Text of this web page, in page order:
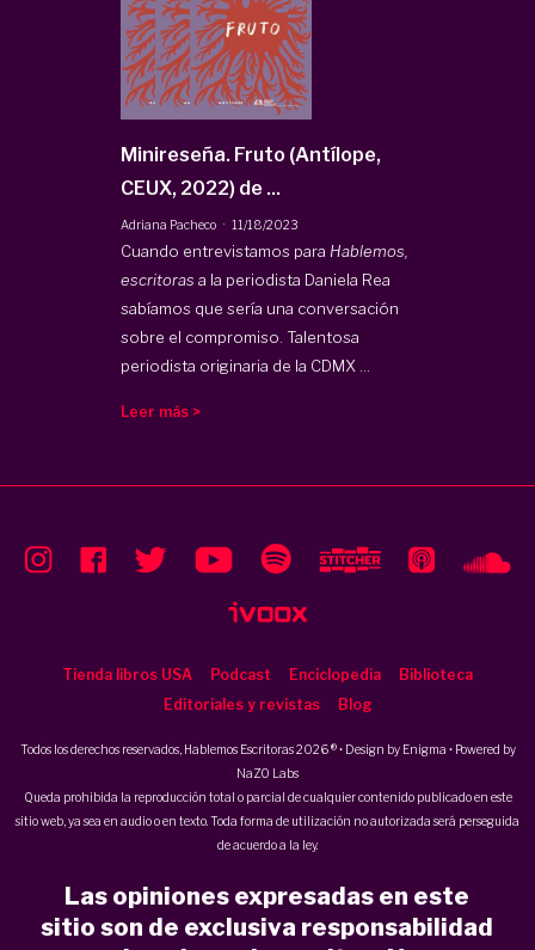
Minireseña. Fruto (Antílope,
CEUX, 2022) de ...
Adriana Pacheco ·11/18/2023
Cuando entrevistamos para Hablemos,
escritoras a la periodista Daniela Rea
sabíamos que sería una conversación
sobre el compromiso. Talentosa
periodista originaria de la CDMX ...
Leer más >
Tienda libros USA Podcast Enciclopedia
Biblioteca
Editoriales y revistas
Blog
Todos los derechos reservados, Hablemos Escritoras 2026 ® • Design by Enigma • Powered by
NaZO Labs
Queda prohibida la reproducción total o parcial de cualquier contenido publicado en este
sitio web, ya sea en audio o en texto. Toda forma de utilización no autorizada será perseguida
de acuerdo a la ley.
Las opiniones expresadas en este
sitio son de exclusiva responsabilidad